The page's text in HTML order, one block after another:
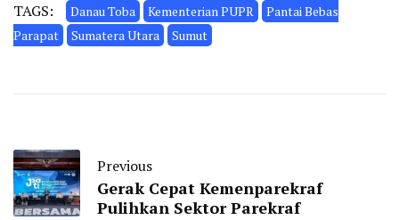
TAGS: Danau Toba Kementerian PUPR
Pantai Bebas
Parapat
Sumatera Utara Sumut
Previous
Gerak Cepat Kemenparekraf
Pulihkan Sektor Parekraf